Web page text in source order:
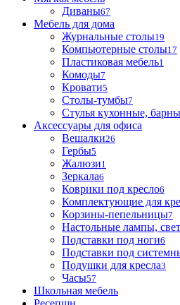
Диваны67
Мебель для дома
Журнальные столы19
Компьютерные столы17
Пластиковая мебель1
Комоды7
Кровати5
Столы-тумбы7
Стулья кухонные,
Аксессуары для офиса
Вешалки26
Гербы5
Жалюзи1
Зеркала6
Коврики под кресло6
Комплектующие для
Корзины-пепельницы7
Настольные лампы,
Подставки под ноги6
Подставки под
Подушки для кресла3
Часы57
Школьная мебель